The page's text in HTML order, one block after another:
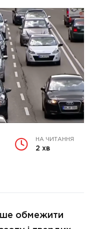
НА ЧИТАННЯ
2 хв
обмежити